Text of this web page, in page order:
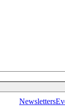
Newsletters